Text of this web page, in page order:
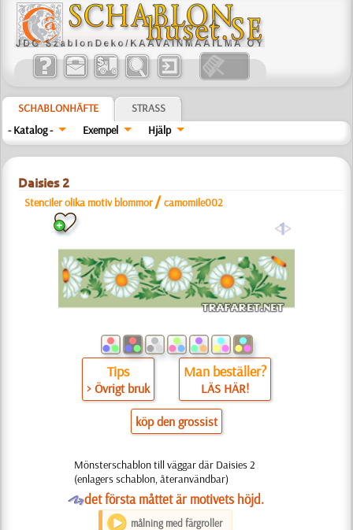
SCHABLONHÄFTE
STRASS
- Katalog -
Exempel Hjälp
Daisies 2
Stenciler olika motiv blommor /camomile002
a
Tips
> Övrigt bruk
Man beställer?
LÄS HÄR!
köp den grossist
Mönsterschablon till väggar där Daisies 2
(enlagers schablon, återanvändbar)
Odet första måttet är motivets höjd.
målning med färgroller